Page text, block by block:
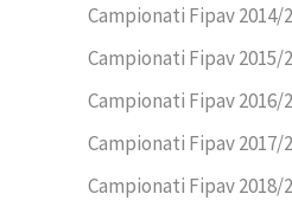
Campionati Fipav 2014/
Campionati Fipav 2015/
Campionati Fipav 2016/
Campionati Fipav 2017/
Campionati Fipav 2018/